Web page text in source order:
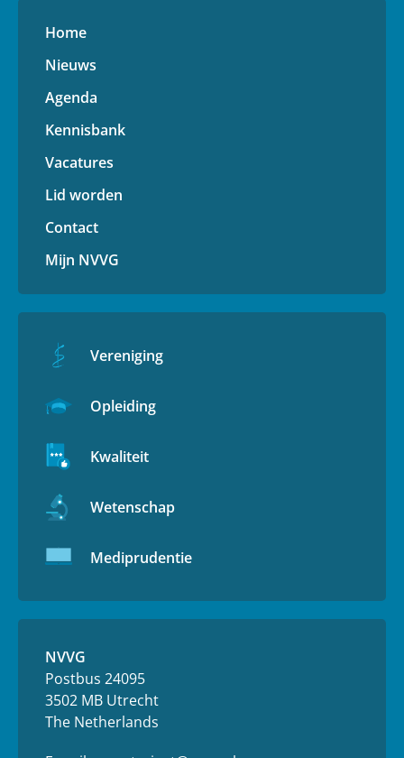
Home
Nieuws
Agenda
Kennisbank
Vacatures
Lid worden
Contact
Mijn NVVG
Vereniging
Opleiding
Kwaliteit
Wetenschap
Mediprudentie
NVVG
Postbus 24095
3502 MB Utrecht
The Netherlands